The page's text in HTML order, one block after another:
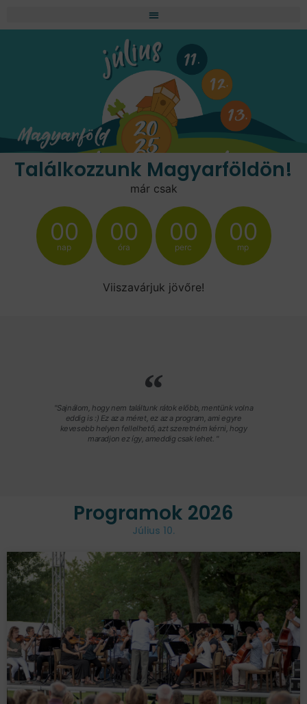
Találkozzunk Magyarföldön!
már csak
00
nap
00
óra
00
perc
00
mp
Viiszavárjuk jövőre!
"Sajnálom, hogy nem találtunk rátok előbb, mentünk volna
eddig is :) Ez az a méret, ez az a program, ami egyre
kevesebb helyen fellelhető, azt szeretném kérni, hogy
maradjon ez így, ameddig csak lehet. "
Programok 2026
Július 10.